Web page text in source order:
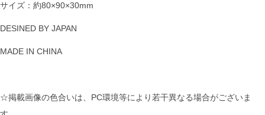
サイズ：約80×90×30mm
DESINED BY JAPAN
MADE IN CHINA
☆掲載画像の色合いは、PC環境等により若干異なる場合がございま